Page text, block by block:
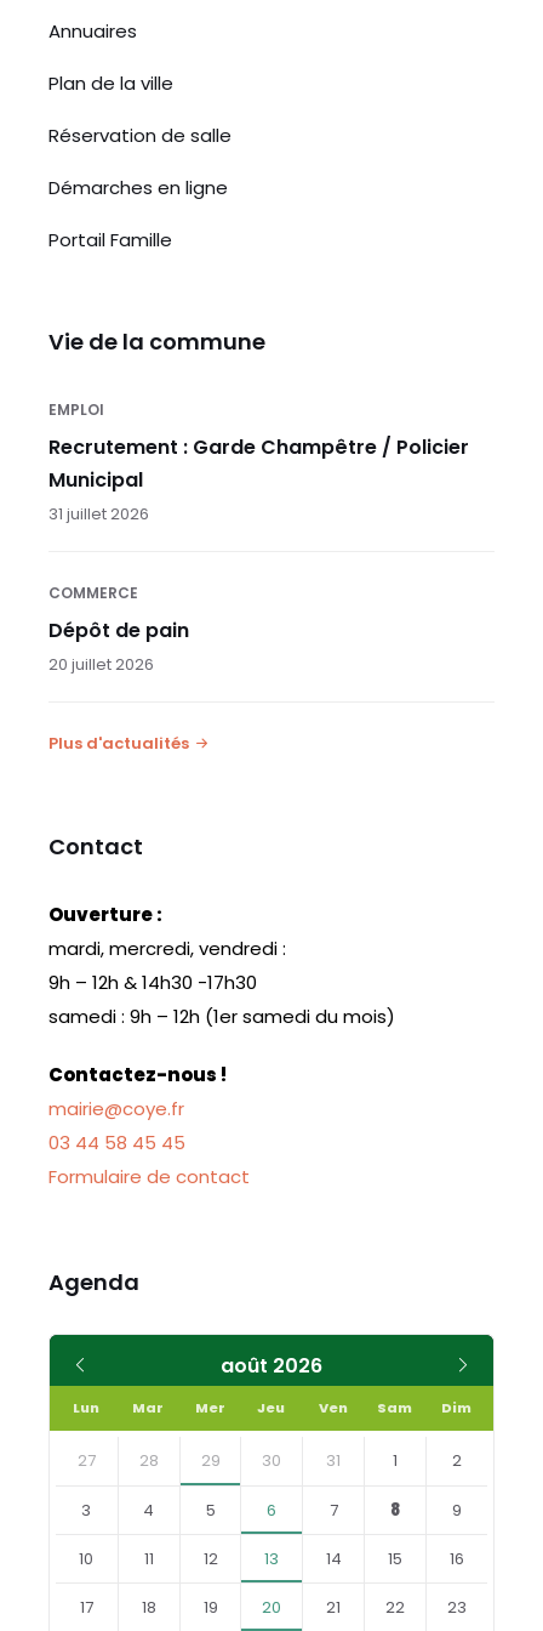
Annuaires
Plan de la ville
Réservation de salle
Démarches en ligne
Portail Famille
Vie de la commune
EMPLOI
Recrutement : Garde Champêtre / Policier
Municipal
31 juillet 2026
COMMERCE
Dépôt de pain
20 juillet 2026
Plus d'actualités
Contact
Ouverture :
mardi, mercredi, vendredi :
9h – 12h & 14h30 -17h30
samedi : 9h – 12h (1er samedi du mois)
Contactez-nous !
mairie@coye.fr
03 44 58 45 45
Formulaire de contact
Agenda
août 2026
précédent
Lun Mar Mer Jeu Ven Sam Dim
Skip
calendar
27 28 29 30 31 1 2
3 4 5 6 7 8 9
10 11 12 13 14 15 16
17 18 19 20 21 22 23